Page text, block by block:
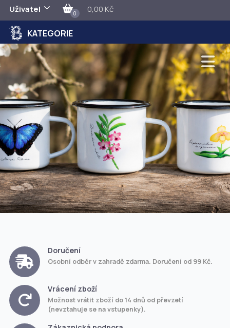
Uživatel 0 0,00 Kč
KATEGORIE
Doručení
Osobní odběr v zahradě zdarma. Doručení od 99 Kč.
Vrácení zboží
Možnost vrátit zboží do 14 dnů od převzetí
(nevztahuje se na vstupenky).